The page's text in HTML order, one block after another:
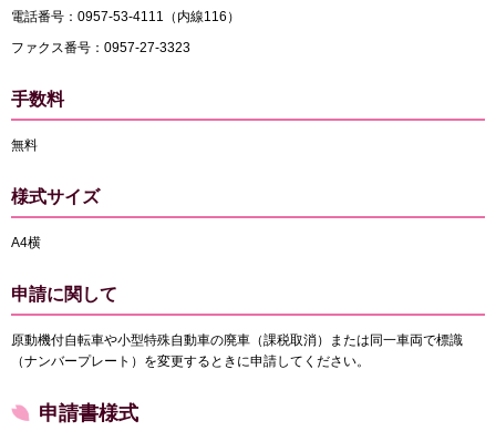
電話番号：0957-53-4111（内線116）
ファクス番号：0957-27-3323
手数料
無料
様式サイズ
A4横
申請に関して
原動機付自転車や小型特殊自動車の廃車（課税取消）または同一車両で標識
（ナンバープレート）を変更するときに申請してください。
申請書様式